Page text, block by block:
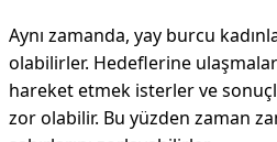
Aynı zamanda, yay burcu
olabilirler. Hedeflerine
hareket etmek isterler ve
zor olabilir. Bu yüzden zaman